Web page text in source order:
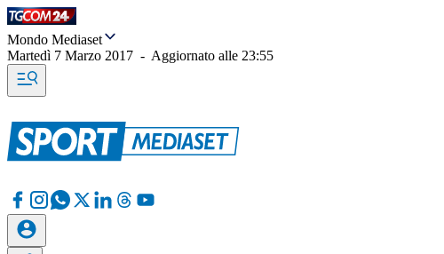
Mondo Mediaset
Martedì 7 Marzo 2017 - Aggiornato alle 23:55